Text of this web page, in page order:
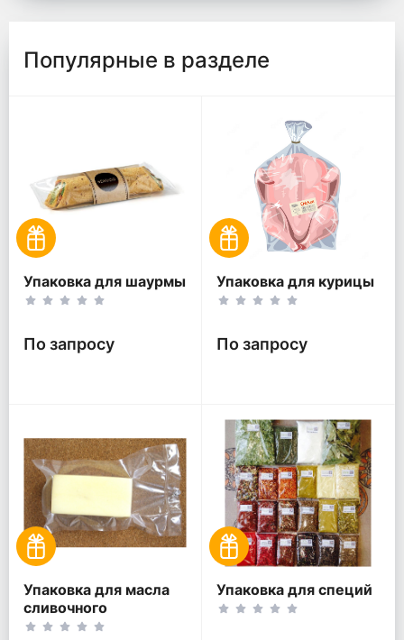
Популярные в разделе
Упаковка для шаурмы
По запросу
Упаковка для курицы
По запросу
Упаковка для масла
сливочного
Упаковка для специй